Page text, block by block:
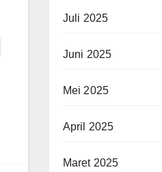
Juli 2025
Juni 2025
Mei 2025
April 2025
Maret 2025